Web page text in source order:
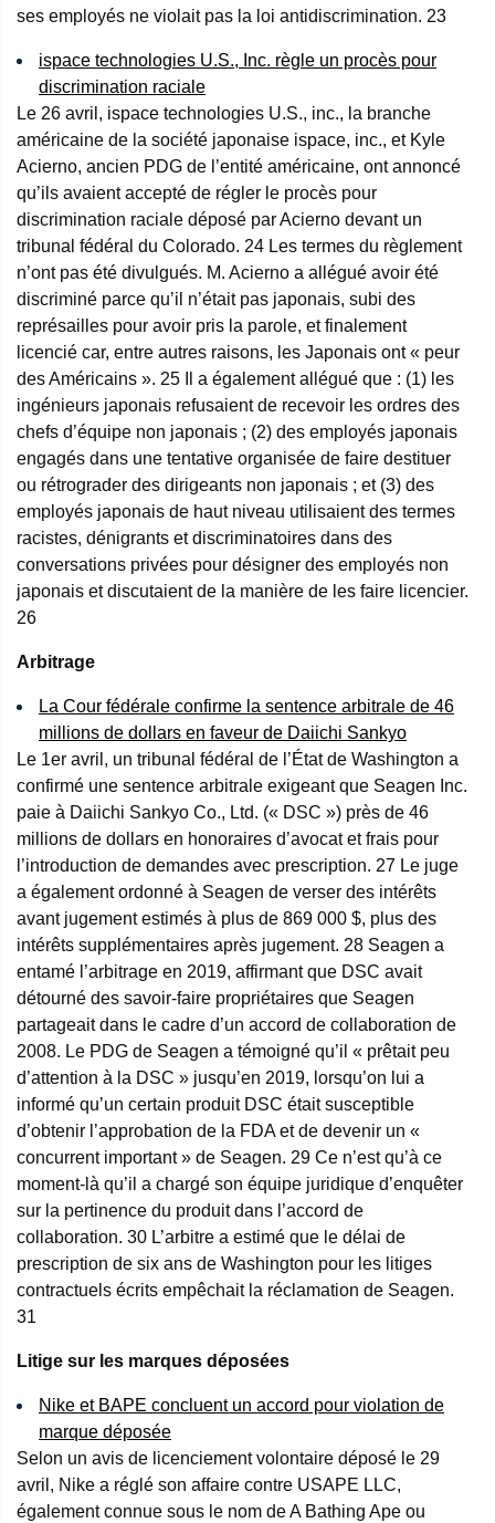
ses employés ne violait pas la loi antidiscrimination. 23
ispace technologies U.S., Inc. règle un procès pour
discrimination raciale
Le 26 avril, ispace technologies U.S., inc., la branche
américaine de la société japonaise ispace, inc., et Kyle
Acierno, ancien PDG de l’entité américaine, ont annoncé
qu’ils avaient accepté de régler le procès pour
discrimination raciale déposé par Acierno devant un
tribunal fédéral du Colorado. 24 Les termes du règlement
n’ont pas été divulgués. M. Acierno a allégué avoir été
discriminé parce qu’il n’était pas japonais, subi des
représailles pour avoir pris la parole, et finalement
licencié car, entre autres raisons, les Japonais ont « peur
des Américains ». 25 Il a également allégué que : (1) les
ingénieurs japonais refusaient de recevoir les ordres des
chefs d’équipe non japonais ; (2) des employés japonais
engagés dans une tentative organisée de faire destituer
ou rétrograder des dirigeants non japonais ; et (3) des
employés japonais de haut niveau utilisaient des termes
racistes, dénigrants et discriminatoires dans des
conversations privées pour désigner des employés non
japonais et discutaient de la manière de les faire licencier.
26
Arbitrage
La Cour fédérale confirme la sentence arbitrale de 46
millions de dollars en faveur de Daiichi Sankyo
Le 1er avril, un tribunal fédéral de l’État de Washington a
confirmé une sentence arbitrale exigeant que Seagen Inc.
paie à Daiichi Sankyo Co., Ltd. (« DSC ») près de 46
millions de dollars en honoraires d’avocat et frais pour
l’introduction de demandes avec prescription. 27 Le juge
a également ordonné à Seagen de verser des intérêts
avant jugement estimés à plus de 869 000 $, plus des
intérêts supplémentaires après jugement. 28 Seagen a
entamé l’arbitrage en 2019, affirmant que DSC avait
détourné des savoir-faire propriétaires que Seagen
partageait dans le cadre d’un accord de collaboration de
2008. Le PDG de Seagen a témoigné qu’il « prêtait peu
d’attention à la DSC » jusqu’en 2019, lorsqu’on lui a
informé qu’un certain produit DSC était susceptible
d’obtenir l’approbation de la FDA et de devenir un «
concurrent important » de Seagen. 29 Ce n’est qu’à ce
moment-là qu’il a chargé son équipe juridique d’enquêter
sur la pertinence du produit dans l’accord de
collaboration. 30 L’arbitre a estimé que le délai de
prescription de six ans de Washington pour les litiges
contractuels écrits empêchait la réclamation de Seagen.
31
Litige sur les marques déposées
Nike et BAPE concluent un accord pour violation de
marque déposée
Selon un avis de licenciement volontaire déposé le 29
avril, Nike a réglé son affaire contre USAPE LLC,
également connue sous le nom de A Bathing Ape ou